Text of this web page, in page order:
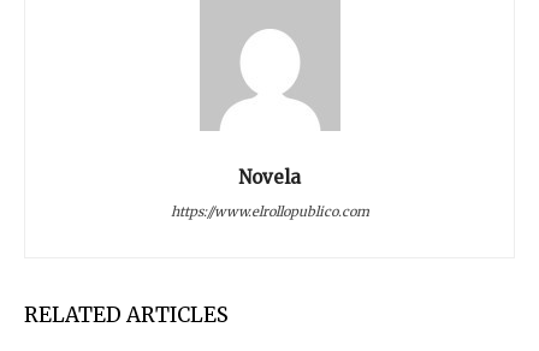
Novela
https://www.elrollopublico.com
RELATED ARTICLES